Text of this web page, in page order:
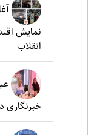
نمایش
انقلاب
خبرنگاری